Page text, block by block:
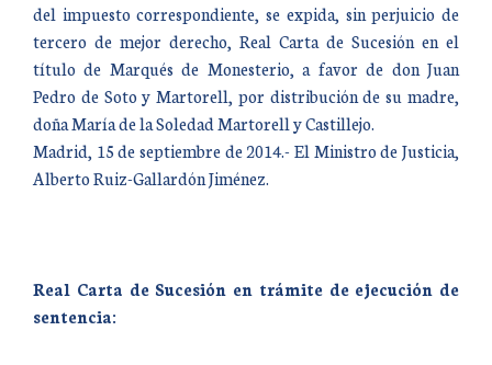
del impuesto correspondiente, se expida, sin perjuicio de
tercero de mejor derecho, Real Carta de Sucesión en el
título de Marqués de Monesterio, a favor de don Juan
Pedro de Soto y Martorell, por distribución de su madre,
doña María de la Soledad Martorell y Castillejo.
Madrid, 15 de septiembre de 2014.- El Ministro de Justicia,
Alberto Ruiz-Gallardón Jiménez.
Real Carta de Sucesión en trámite de ejecución de
sentencia: